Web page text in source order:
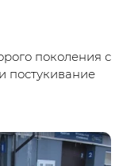
поколения с
постукивание